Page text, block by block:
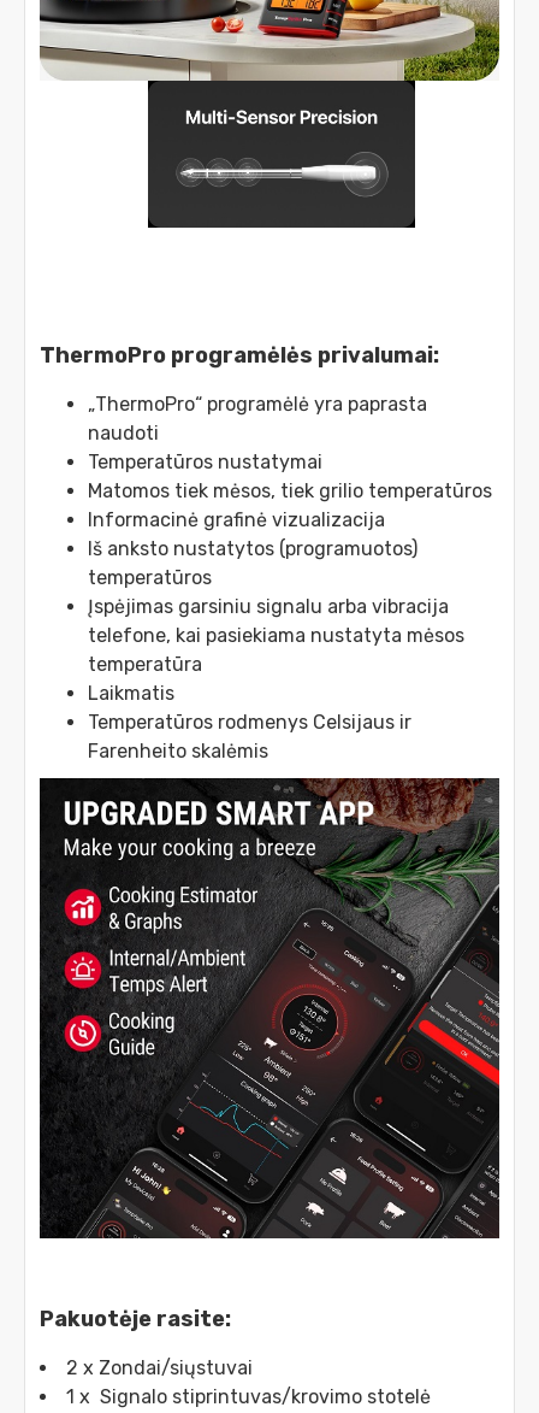
ThermoPro programėlės privalumai:
„ThermoPro“ programėlė yra paprasta
naudoti
Temperatūros nustatymai
Matomos tiek mėsos, tiek grilio temperatūros
Informacinė grafinė vizualizacija
Iš anksto nustatytos (programuotos)
temperatūros
Įspėjimas garsiniu signalu arba vibracija
telefone, kai pasiekiama nustatyta mėsos
temperatūra
Laikmatis
Temperatūros rodmenys Celsijaus ir
Farenheito skalėmis
Pakuotėje rasite:
2 x Zondai/siųstuvai
1 x Signalo stiprintuvas/krovimo stotelė